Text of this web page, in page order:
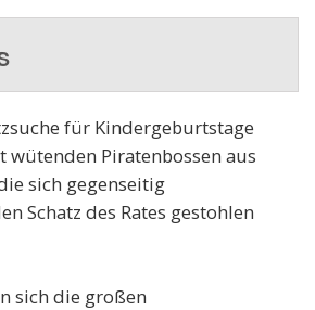
für Kindergeburtstage
wütenden Piratenbossen aus
sich gegenseitig
Schatz des Rates gestohlen
sich die großen